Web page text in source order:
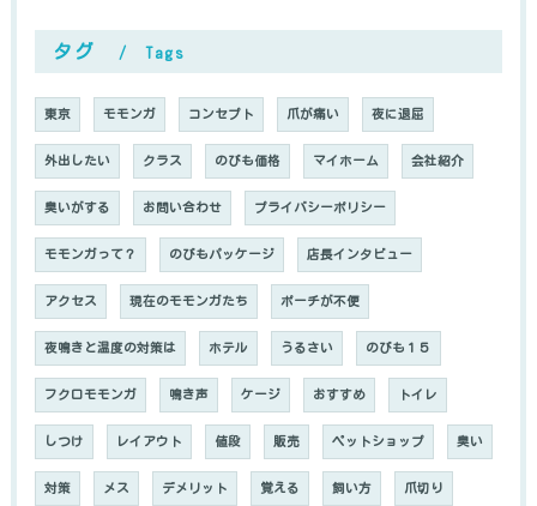
タグ Tags
東京 モモンガ コンセプト 爪が痛い 夜に退屈
外出したい クラス のびも価格 マイホーム 会社紹介
臭いがする お問い合わせ プライバシーポリシー
モモンガって？ のびもパッケージ 店長インタビュー
アクセス 現在のモモンガたち ポーチが不便
夜鳴きと温度の対策は ホテル うるさい のびも１５
フクロモモンガ 鳴き声 ケージ おすすめ トイレ
しつけ レイアウト 値段 販売 ペットショップ 臭い
対策 メス デメリット 覚える 飼い方 爪切り